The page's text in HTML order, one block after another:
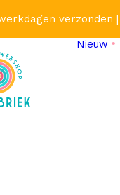
verzonden |
Nieuw